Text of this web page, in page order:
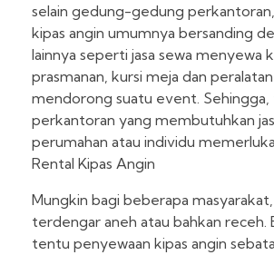
selain gedung-gedung
kipas angin umumnya bersanding
lainnya seperti jasa sewa menyewa
prasmanan, kursi meja dan
mendorong suatu event. Sehingga,
perkantoran yang membutuhkan
perumahan atau individu
Rental Kipas Angin
Mungkin bagi beberapa masyarakat,
terdengar aneh atau bahkan receh.
tentu penyewaan kipas angin